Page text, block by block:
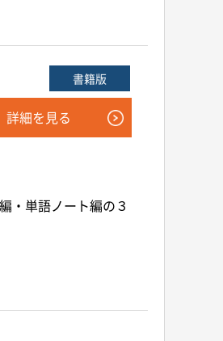
・単語ノート編の３
書籍版
詳細を見る